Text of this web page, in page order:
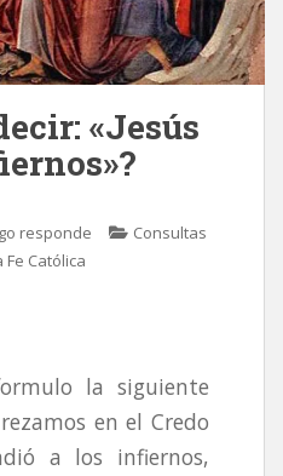
«Jesús
responde
Consultas
Católica
la siguiente
en el Credo
a los infiernos,